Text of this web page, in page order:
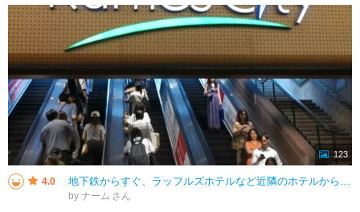
123
4.0 地下鉄からすぐ、ラッフルズホテルなど近隣のホテルからはサンテックシティと並んで色々買えるショッピングセンターで、バシャコーヒーやtwgなども入っています。地下のテイクアウト中華は安くてお部屋で食べるのにはおすすめ。日本ブラ
by ナーム